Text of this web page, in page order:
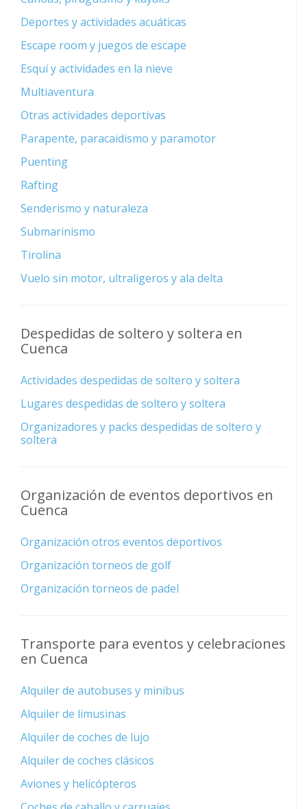
Deportes y actividades acuáticas
Escape room y juegos de escape
Esquí y actividades en la nieve
Multiaventura
Otras actividades deportivas
Parapente, paracaidismo y paramotor
Puenting
Rafting
Senderismo y naturaleza
Submarinismo
Tirolina
Vuelo sin motor, ultraligeros y ala delta
Despedidas de soltero y soltera en
Cuenca
Actividades despedidas de soltero y soltera
Lugares despedidas de soltero y soltera
Organizadores y packs despedidas de soltero y
soltera
Organización de eventos deportivos en
Cuenca
Organización otros eventos deportivos
Organización torneos de golf
Organización torneos de padel
Transporte para eventos y celebraciones
en Cuenca
Alquiler de autobuses y minibus
Alquiler de limusinas
Alquiler de coches de lujo
Alquiler de coches clásicos
Aviones y helicópteros